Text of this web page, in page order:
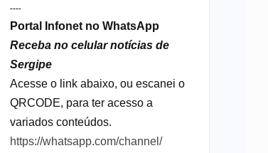
----
Portal Infonet no WhatsApp
Receba no celular notícias de
Sergipe
Acesse o link abaixo, ou escanei o
QRCODE, para ter acesso a
variados conteúdos.
https://whatsapp.com/channel/